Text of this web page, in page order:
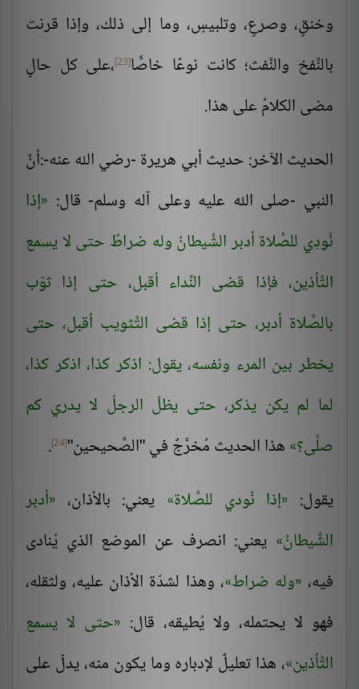
وخنقٍ، وصرعٍ، وتلبيسٍ، وما إلى ذلك، وإذا قرنت
بالنَّفخ والنَّفث؛ كانت نوعًا خاصًّا[23]
،على كل حالٍ
مضى الكلامُ على هذا.
الحديث الآخر: حديث أبي هريرة -رضي الله عنه-:أنَّ
النبي -صلى الله عليه وعلى آله وسلم- قال: إذا
نُودِي للصَّلاة أدبر الشَّيطانُ وله ضراطٌ حتى لا يسمع
التَّأذين، فإذا قضى النِّداء أقبل، حتى إذا ثوّب
بالصَّلاة أدبر، حتى إذا قضى التَّثويب أقبل، حتى
يخطر بين المرء ونفسه، يقول: اذكر كذا، اذكر كذا،
لما لم يكن يذكر، حتى يظلّ الرجلُ لا يدري كم
صلَّى؟ هذا الحديث مُخرَّجٌ في "الصَّحيحين"[24]
.
يقول:
إذا نُودي للصَّلاة يعني: بالأذان،
أدبر
الشَّيطانُ يعني: انصرف عن الموضع الذي يُنادى
فيه، وله ضراط ، وهذا لشدّة الأذان عليه، ولثقله،
فهو لا يحتمله، ولا يُطيقه، قال: حتى لا يسمع
التَّأذين ، هذا تعليلٌ لإدباره وما يكون منه، يدلّ على